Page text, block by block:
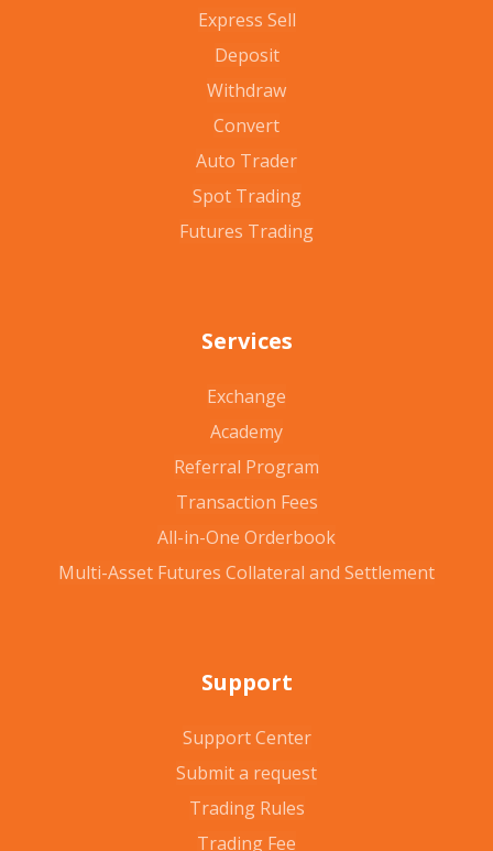
Express Sell
Deposit
Withdraw
Convert
Auto Trader
Spot Trading
Futures Trading
Services
Exchange
Academy
Referral Program
Transaction Fees
All-in-One Orderbook
Multi-Asset Futures Collateral and Settlement
Support
Support Center
Submit a request
Trading Rules
Trading Fee